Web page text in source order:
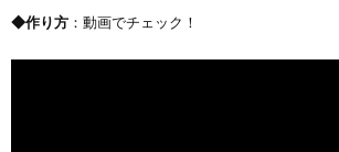
◆作り方 ：動画でチェック！